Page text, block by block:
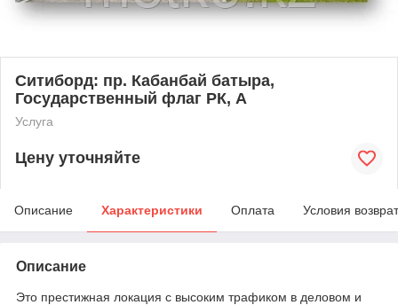
Ситиборд: пр. Кабанбай батыра,
Государственный флаг РК, А
Услуга
Цену уточняйте
Описание Характеристики Оплата Условия
Описание
Это престижная локация с высоким трафиком в деловом и